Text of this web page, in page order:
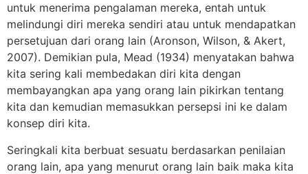
untuk menerima pengalaman mereka, entah untuk
melindungi diri mereka sendiri atau untuk mendapatkan
persetujuan dari orang lain (Aronson, Wilson, & Akert,
2007). Demikian pula, Mead (1934) menyatakan bahwa
kita sering kali membedakan diri kita dengan
membayangkan apa yang orang lain pikirkan tentang
kita dan kemudian memasukkan persepsi ini ke dalam
konsep diri kita.
Seringkali kita berbuat sesuatu berdasarkan penilaian
orang lain, apa yang menurut orang lain baik maka kita